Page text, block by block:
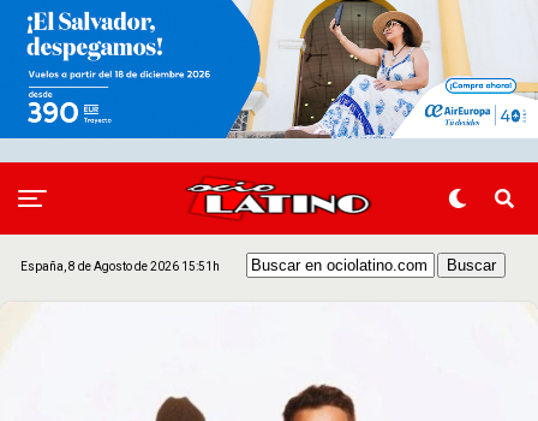
España, 8 de Agosto de 2026 15:51h